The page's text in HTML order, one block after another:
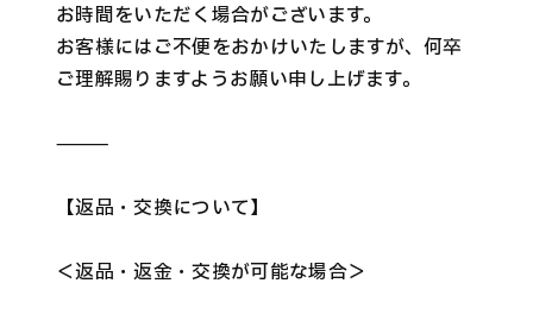
お時間をいただく場合がございます。
お客様にはご不便をおかけいたしますが、何卒
ご理解賜りますようお願い申し上げます。
⸻
【返品・交換について】
＜返品・返金・交換が可能な場合＞